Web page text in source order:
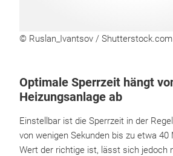
© Ruslan_Ivantsov / Shutterstock.com
Optimale Sperrzeit hängt
Heizungsanlage ab
Einstellbar ist die Sperrzeit in der
von wenigen Sekunden bis zu etwa 40
Wert der richtige ist, lässt sich jedoch